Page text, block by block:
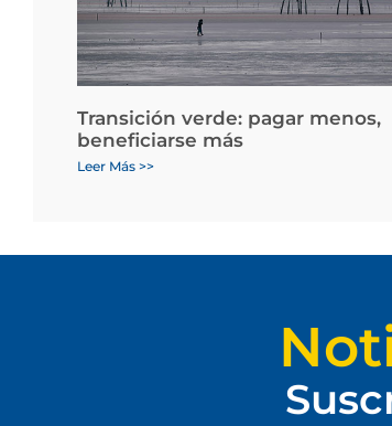
Transición verde: pagar menos,
beneficiarse más
Leer Más >>